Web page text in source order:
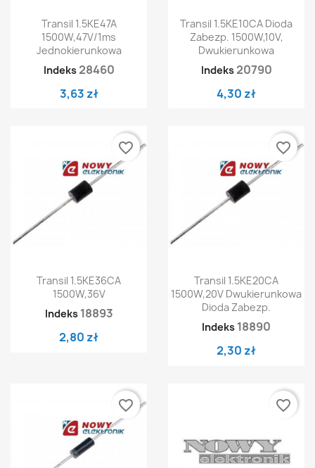
Transil 1.5KE47A
1500W,47V/1ms
Jednokierunkowa
Indeks 28460
3,63 zł
Transil 1.5KE10CA Dioda
Zabezp. 1500W,10V,
Dwukierunkowa
Indeks 20790
4,30 zł
Transil 1.5KE36CA
1500W,36V
Indeks 18893
2,80 zł
favorite_border
Transil 1.5KE20CA
1500W,20V Dwukierunkowa
Dioda Zabezp.
Indeks 18890
2,30 zł
favorite_border
favorite_border favorite_border